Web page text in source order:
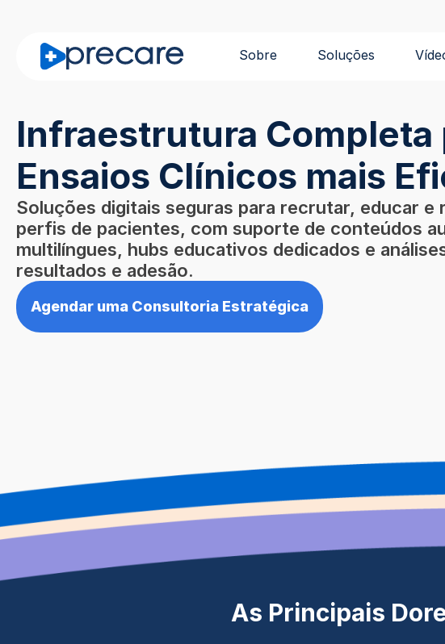
Sobre Soluções
Infraestrutura Completa
Ensaios Clínicos mais
Soluções digitais seguras para recrutar, educar
perfis de pacientes, com suporte de conteúdos
multilíngues, hubs educativos dedicados e
resultados e adesão.
Agendar uma Consultoria Estratégica
As Principais